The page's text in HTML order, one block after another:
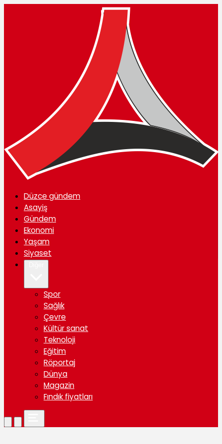
Düzce gündem
Asayiş
Gündem
Ekonomi
Yaşam
Siyaset
Spor
Sağlık
Çevre
Kültür sanat
Teknoloji
Eğitim
Röportaj
Dünya
Magazin
Fındık fiyatları